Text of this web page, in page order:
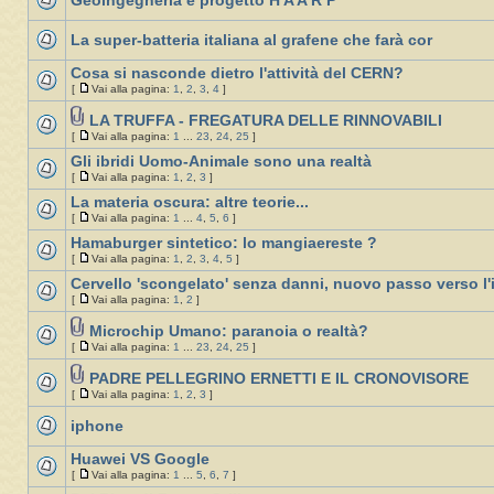
La super-batteria italiana al grafene che farà cor
Cosa si nasconde dietro l'attività del CERN?
[ Vai alla pagina: 1, 2, 3, 4 ]
LA TRUFFA - FREGATURA DELLE RINNOVABILI
[ Vai alla pagina: 1 ... 23, 24, 25 ]
Gli ibridi Uomo-Animale sono una realtà
[ Vai alla pagina: 1, 2, 3 ]
La materia oscura: altre teorie...
[ Vai alla pagina: 1 ... 4, 5, 6 ]
Hamaburger sintetico: lo mangiaereste ?
[ Vai alla pagina: 1, 2, 3, 4, 5 ]
Cervello 'scongelato' senza danni, nuovo passo verso
[ Vai alla pagina: 1, 2 ]
Microchip Umano: paranoia o realtà?
[ Vai alla pagina: 1 ... 23, 24, 25 ]
PADRE PELLEGRINO ERNETTI E IL CRONOVISORE
[ Vai alla pagina: 1, 2, 3 ]
iphone
Huawei VS Google
[ Vai alla pagina: 1 ... 5, 6, 7 ]